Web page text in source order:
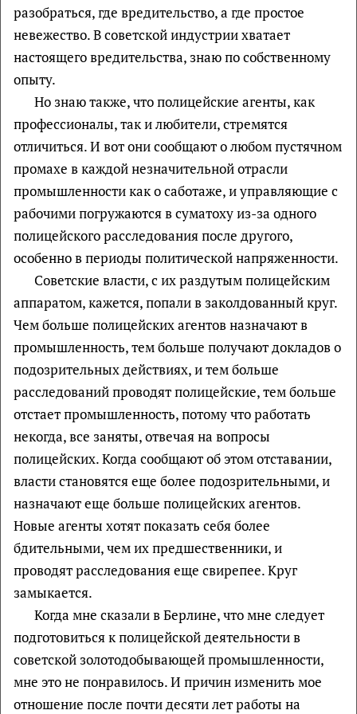
разобраться, где вредительство, а где простое
невежество. В советской индустрии хватает
настоящего вредительства, знаю по собственному
опыту.
Но знаю также, что полицейские агенты, как
профессионалы, так и любители, стремятся
отличиться. И вот они сообщают о любом пустячном
промахе в каждой незначительной отрасли
промышленности как о саботаже, и управляющие с
рабочими погружаются в суматоху из-за одного
полицейского расследования после другого,
особенно в периоды политической напряженности.
Советские власти, с их раздутым полицейским
аппаратом, кажется, попали в заколдованный круг.
Чем больше полицейских агентов назначают в
промышленность, тем больше получают докладов о
подозрительных действиях, и тем больше
расследований проводят полицейские, тем больше
отстает промышленность, потому что работать
некогда, все заняты, отвечая на вопросы
полицейских. Когда сообщают об этом отставании,
власти становятся еще более подозрительными, и
назначают еще больше полицейских агентов.
Новые агенты хотят показать себя более
бдительными, чем их предшественники, и
проводят расследования еще свирепее. Круг
замыкается.
Когда мне сказали в Берлине, что мне следует
подготовиться к полицейской деятельности в
советской золотодобывающей промышленности,
мне это не понравилось. И причин изменить мое
отношение после почти десяти лет работы на